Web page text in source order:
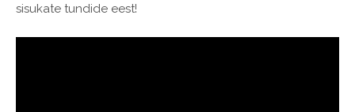
sisukate tundide eest!